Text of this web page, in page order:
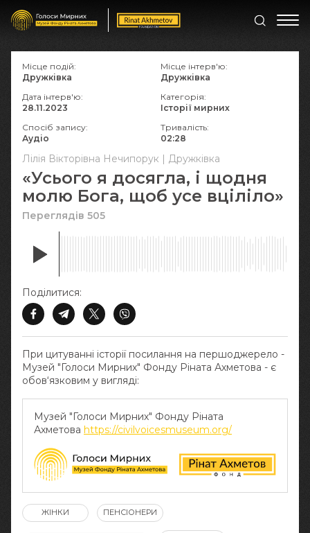
Лілія Вікторівна Нечипорук | Дружківка
«Усього я досягла, і щодня
молю Бога, щоб усе вціліло»
Переглядів 505
При цитуванні історії посилання на першоджерело -
Музей "Голоси Мирних" Фонду Ріната Ахметова - є
обов‘язковим у вигляді:
Музей "Голоси Мирних" Фонду Ріната
Ахметова https://civilvoicesmuseum.org/
Поділитися:
Місце подій:
Дружківка
Місце інтерв'ю:
Дружківка
Дата інтерв'ю:
28.11.2023
Категорія:
Історії мирних
Спосіб запису:
Аудіо
Тривалість:
02:28
ЖІНКИ ПЕНСІОНЕРИ